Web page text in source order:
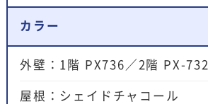
カラー
外壁：1階 PX736／2階 PX-732
屋根：シェイドチャコール